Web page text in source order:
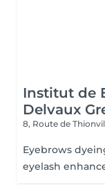
Institut de
Delvaux
8, Route de
Eyebrows
eyelash